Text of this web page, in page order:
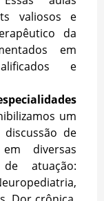
valiosos e
da
em
e
um
de
diversas
atuação: